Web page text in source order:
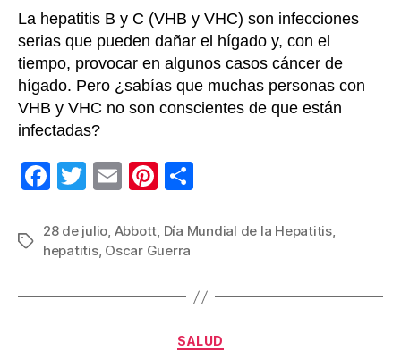
La hepatitis B y C (VHB y VHC) son infecciones
serias que pueden dañar el hígado y, con el
tiempo, provocar en algunos casos cáncer de
hígado. Pero ¿sabías que muchas personas con
VHB y VHC no son conscientes de que están
infectadas?
F
c
e
b
T
tt
er
E
ail
Pi
er
e
st
m
ar
Etiquetas
28 de julio, Abbott, Día Mundial de la Hepatitis,
hepatitis, Oscar Guerra
Categorías
SALUD